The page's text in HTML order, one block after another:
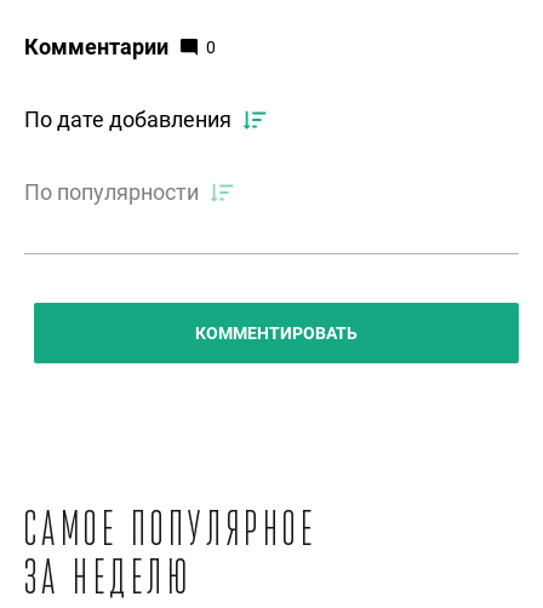
Комментарии 0
По дате добавления
По популярности
КОММЕНТИРОВАТЬ
Самое популярное
за неделю